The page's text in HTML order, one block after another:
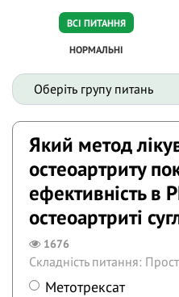
ВСІ ПИТАННЯ
НОРМАЛЬНІ
Який метод
остеоартриту
ефективність в
остеоартриті
1676
Складність питання:
Метотрексат